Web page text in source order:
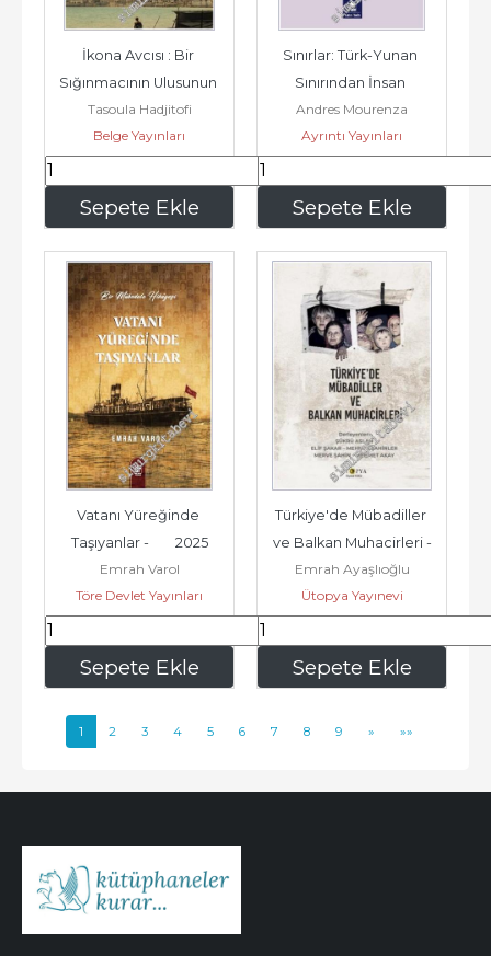
Sepete Ekle
İkona Avcısı : Bir
Sığınmacının Ulusunun
Çalınan Mirasını Geri
Alma...
Tasoula Hadjitofi
Belge Yayınları
315,00 Sepete Ekle
Sınırlar: Türk-Yunan
Sınırından İnsan
Hikâyeleri -
Andres Mourenza
Ayrıntı Yayınları
150,00
Sepete Ekle
Vatanı Yüreğinde
Taşıyanlar -        2025
Emrah Varol
Töre Devlet Yayınları
227,50 Sepete Ekle
Türkiye'de Mübadiller
ve Balkan Muhacirleri -
Emrah Ayaşlıoğlu
Ütopya Yayınevi
288,00
1 2 3 4 5 6 7 8 9 » »»